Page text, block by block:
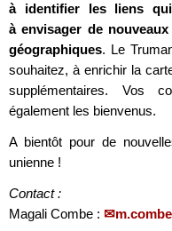
à identifier les liens
à envisager de
géographiques. Le
souhaitez, à enrichir la
supplémentaires. Vos
également les bienvenus.
A bientôt pour de
unienne !
Contact :
Magali Combe :